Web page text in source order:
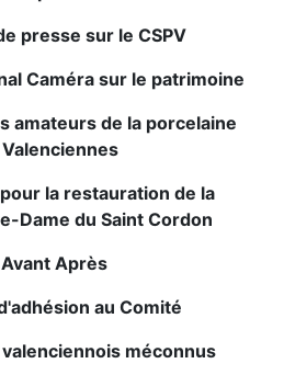
presse sur le CSPV
Caméra sur le patrimoine
amateurs de la porcelaine
la restauration de la
Dame du Saint Cordon
Avant Après
au Comité
méconnus